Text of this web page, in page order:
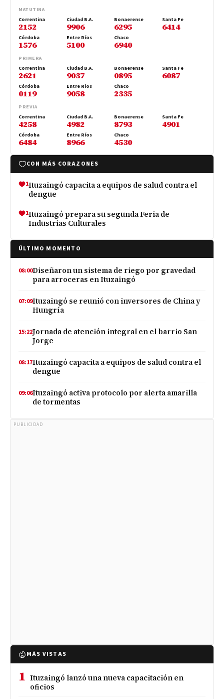
MATUTINA
Correntina
2152
Ciudad B.A.
9906
Bonaerense
6295
Santa Fe
6414
Córdoba
1576
Entre Ríos
5100
Chaco
6940
PRIMERA
Correntina
2621
Ciudad B.A.
9037
Bonaerense
0895
Santa Fe
6087
Córdoba
0119
Entre Ríos
9058
Chaco
2335
PREVIA
Correntina
4258
Ciudad B.A.
4982
Bonaerense
8793
Santa Fe
4901
Córdoba
6484
Entre Ríos
8966
Chaco
4530
CON MÁS CORAZONES
1Ituzaingó capacita a equipos de salud contra el
dengue
1Ituzaingó prepara su segunda Feria de
Industrias Culturales
ÚLTIMO MOMENTO
08:00Diseñaron un sistema de riego por gravedad
para arroceras en Ituzaingó
07:09Ituzaingó se reunió con inversores de China y
Hungría
15:22Jornada de atención integral en el barrio San
Jorge
08:17Ituzaingó capacita a equipos de salud contra el
dengue
09:06Ituzaingó activa protocolo por alerta amarilla
de tormentas
PUBLICIDAD
MÁS VISTAS
1 Ituzaingó lanzó una nueva capacitación en
oficios